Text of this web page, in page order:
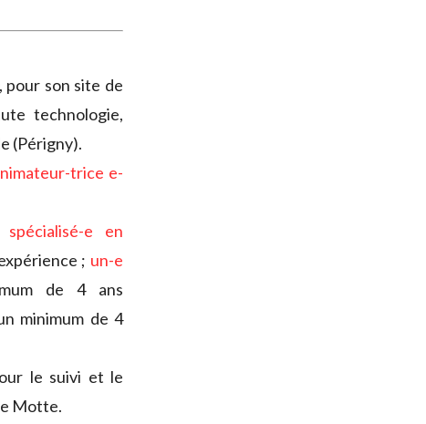
pour son site de
technologie,
(Périgny).
trice e-
e en
; un-e
de 4 ans
minimum de 4
le suivi et le
Motte.